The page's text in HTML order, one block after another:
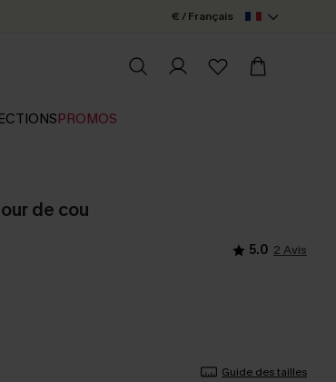
€ / Français
PROMOS
de cou
5.0 2 Avis
Guide des tailles